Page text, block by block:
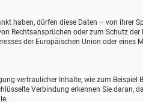
haben, dürfen diese Daten – von ihrer
Rechtsansprüchen oder zum Schutz der
der Europäischen Union oder eines
vertraulicher Inhalte, wie zum Beispiel
Verbindung erkennen Sie daran,